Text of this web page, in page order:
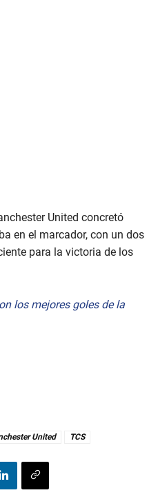
United concretó
en el marcador, con un dos
para la victoria de los
los mejores goles de la
United TCS